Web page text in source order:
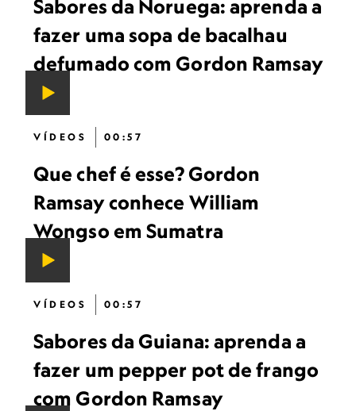
Sabores da Noruega: aprenda a
fazer uma sopa de bacalhau
defumado com Gordon Ramsay
VÍDEOS 00:57
Que chef é esse? Gordon
Ramsay conhece William
Wongso em Sumatra
VÍDEOS 00:57
Sabores da Guiana: aprenda a
fazer um pepper pot de frango
com Gordon Ramsay